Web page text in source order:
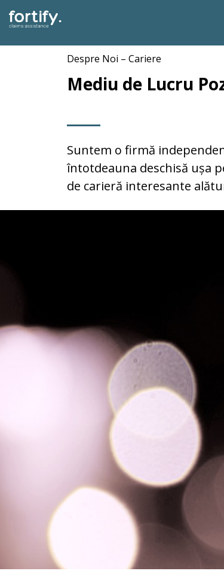
Despre Noi – Cariere
Mediu de Lucru
Suntem o firmă
întotdeauna deschisă ușa
de carieră interesante